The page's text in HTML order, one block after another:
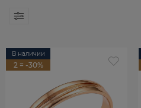
В наличии
2 = -30%